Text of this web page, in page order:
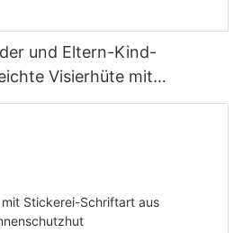
und Eltern-Kind-
Visierhüte mit